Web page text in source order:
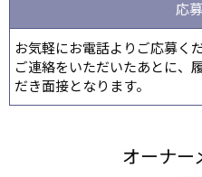
応
お気軽にお電話よりご応募くだ
ご連絡をいただいたあとに、
だき面接となります。
オーナー